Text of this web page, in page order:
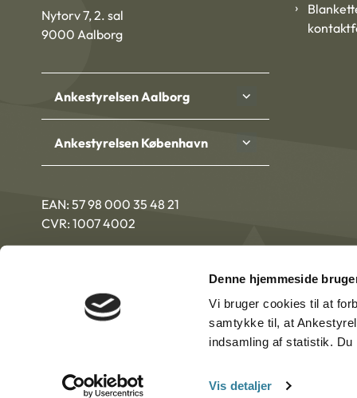
Denne hjemmeside
Vi bruger cookies til at
samtykke til, at
indsamling af statistik.
Vis detaljer
Nytorv 7, 2. sal
9000 Aalborg
Ankestyrelsen Aalborg
Ankestyrelsen København
EAN: 57 98 000 35 48 21
CVR: 1007 4002